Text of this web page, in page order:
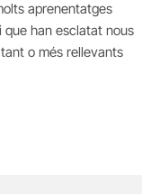
aprenentatges
que han esclatat nous
o més rellevants